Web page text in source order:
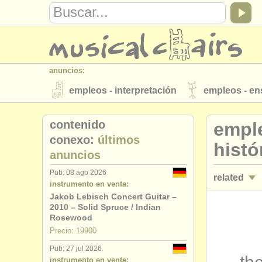
anuncios:
empleos - interpretación empleos -
instrumentos en venta instrumentos
directorios:
orquestas y teatros conservatorios
musicalchairs:
acerca de musicalchairs
editor:
related
degree
contenido
conexo: últimos
anuncios
Pub: 08 ago 2026
instrumento en venta:
Jakob Lebisch Concert Guitar –
2010 – Solid Spruce / Indian
Rosewood
Precio: 19900
Pub: 27 jul 2026
instrumento en venta: